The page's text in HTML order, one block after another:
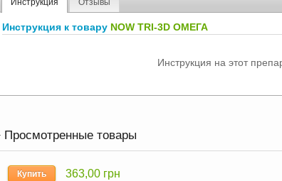
Инструкция к товару NOW TRI-3D ОМЕГА
Инструкция на этот
Просмотренные товары
Купить 363,00 грн